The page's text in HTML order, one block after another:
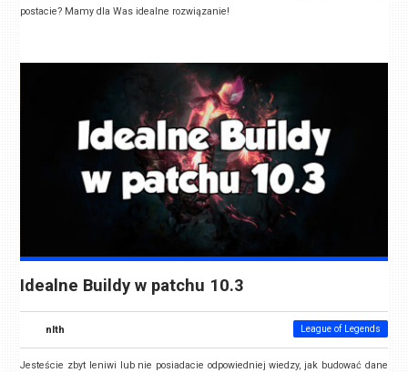
postacie? Mamy dla Was idealne rozwiązanie!
Idealne Buildy w patchu 10.3
nlth League of Legends
Jesteście zbyt leniwi lub nie posiadacie odpowiedniej wiedzy, jak budować dane